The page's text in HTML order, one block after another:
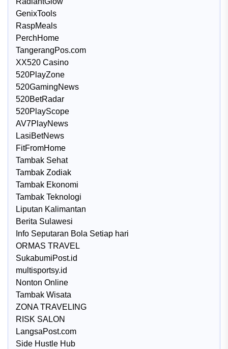
GenixTools
RaspMeals
PerchHome
TangerangPos.com
XX520 Casino
520PlayZone
520GamingNews
520BetRadar
520PlayScope
AV7PlayNews
LasiBetNews
FitFromHome
Tambak Sehat
Tambak Zodiak
Tambak Ekonomi
Tambak Teknologi
Liputan Kalimantan
Berita Sulawesi
Info Seputaran Bola Setiap hari
ORMAS TRAVEL
SukabumiPost.id
multisportsy.id
Nonton Online
Tambak Wisata
ZONA TRAVELING
RISK SALON
LangsaPost.com
Side Hustle Hub